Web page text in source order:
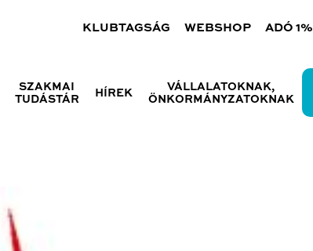
KLUBTAGSÁG WEBSHOP ADÓ 1%
SZAKMAI
TUDÁSTÁR
HÍREK
VÁLLALATOKNAK,
ÖNKORMÁNYZATOKNAK